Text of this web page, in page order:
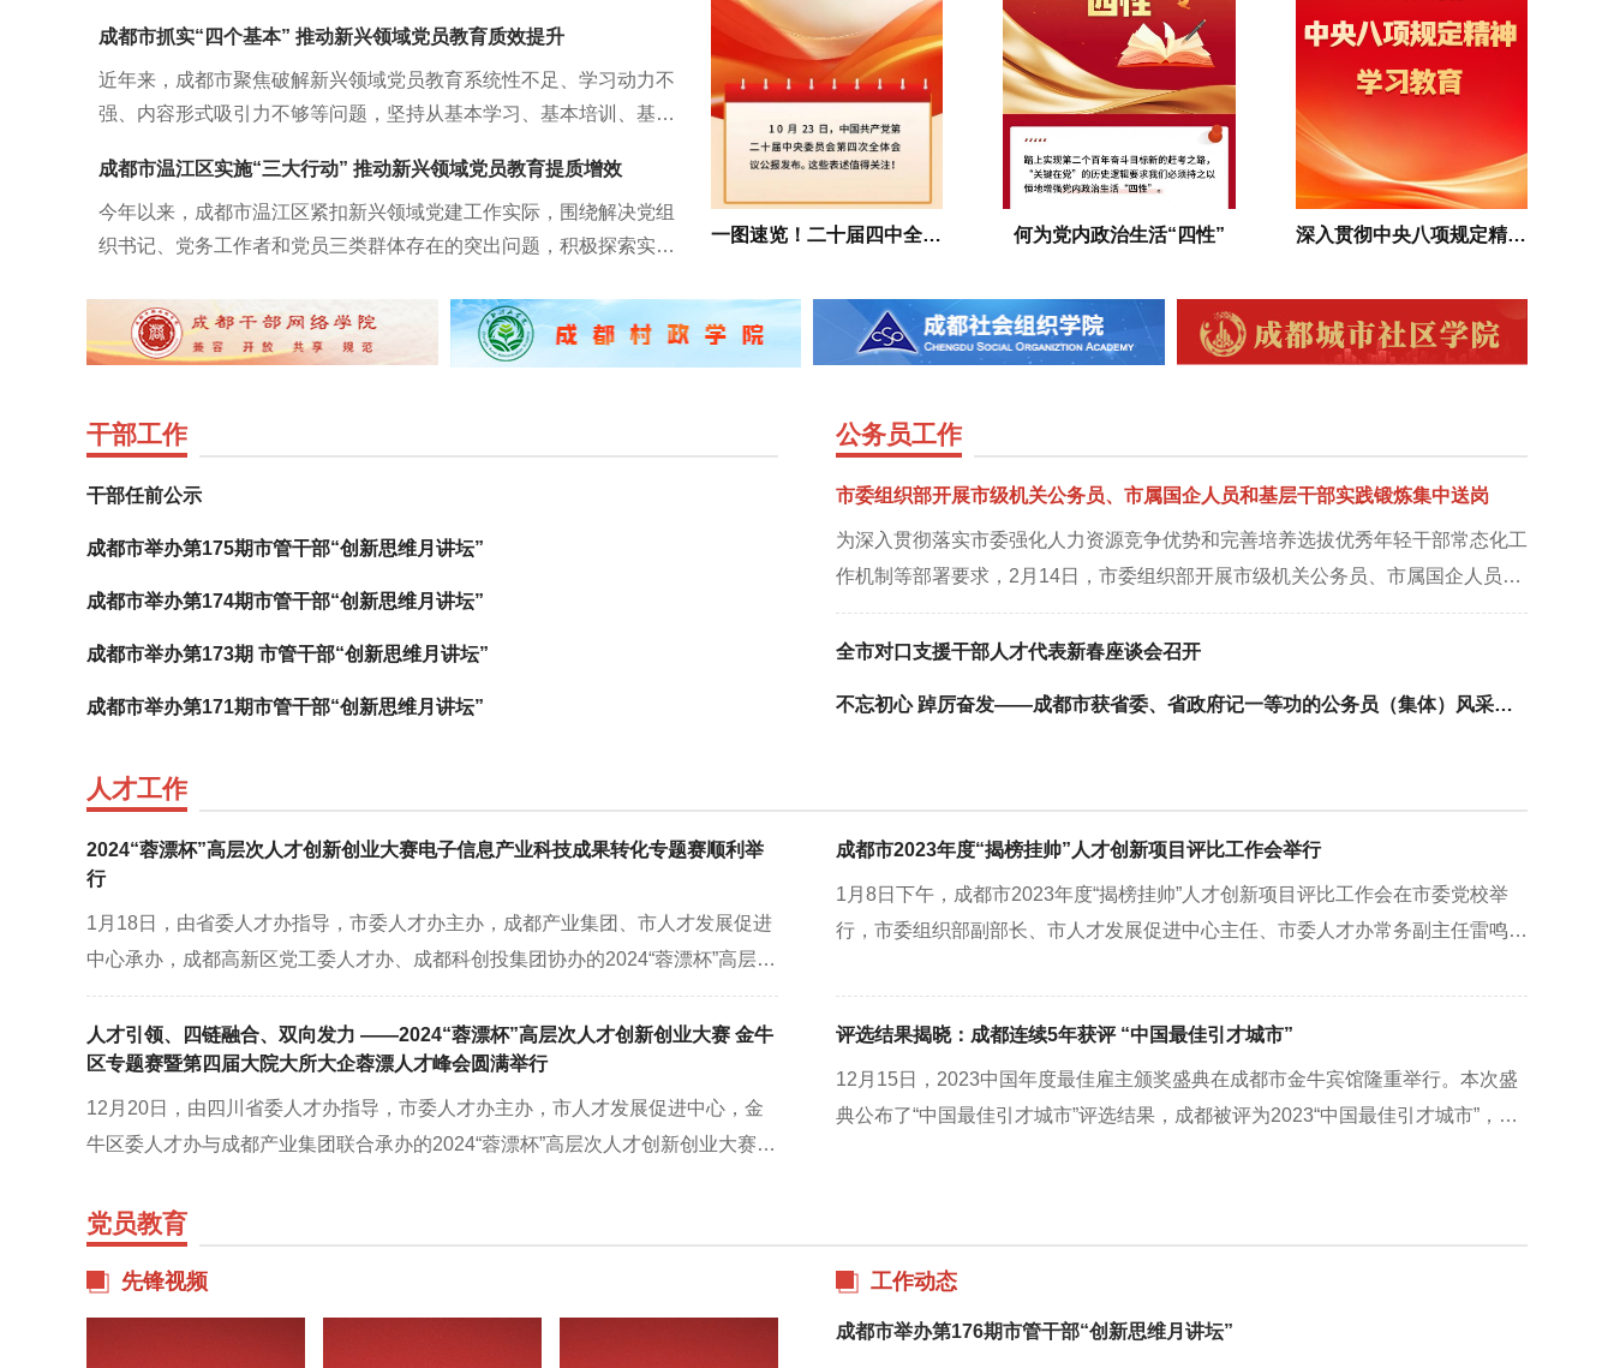
斤……以前村里想做但没能力做的事，现在都有结对的党组织帮忙
了。”近日，四川省成都市简阳市镇金镇党委书记詹波感慨道。去年4
月起，成都市委组织部实施城乡基层党组织结…
成都市抓实“四个基本” 推动新兴领域党员教育质效提升
近年来，成都市聚焦破解新兴领域党员教育系统性不足、学习动力不
强、内容形式吸引力不够等问题，坚持从基本学习、基本培训、基本
质量党员教育推动新兴领域党建工作质效提升。抓实基本学习推动党
的创新理论入脑入心一是精选学习内容。严格落实“第一议题”制度，
将学习贯彻习近平新时代中国特色社…
成都市温江区实施“三大行动” 推动新兴领域党员教育提质增效
今年以来，成都市温江区紧扣新兴领域党建工作实际，围绕解决党组
织书记、党务工作者和党员三类群体存在的突出问题，积极探索实施
员教育提质增效，为区域高质量发展注入强劲红色动能。实施党组织
书记“政治引领提升行动”破解“话语权不强”的难题 针对非管理层
一图速览！二十届四中全会公报，这些表述值得关注 何为党内政治生活“四性” 深入贯彻中央八项规定精神学习教育
干部工作
干部任前公示
成都市举办第175期市管干部“创新思维月讲坛”
成都市举办第174期市管干部“创新思维月讲坛”
成都市举办第173期 市管干部“创新思维月讲坛”
成都市举办第171期市管干部“创新思维月讲坛”
公务员工作
市委组织部开展市级机关公务员、市属国企人员和基层干部实践锻炼集中送岗
为深入贯彻落实市委强化人力资源竞争优势和完善培养选拔优秀年轻干部常态化工
作机制等部署要求，2月14日，市委组织部开展市级机关公务员、市属国企人员和
基层干部实践锻炼集中送岗。市委组织部副部长、市公务员局局长魏冰出席并讲
话，各区（市）县委组织部分管负责同志，市级各部门、市属国有企业组织人事部
全市对口支援干部人才代表新春座谈会召开
不忘初心 踔厉奋发——成都市获省委、省政府记一等功的公务员（集体）风采展示
人才工作
2024“蓉漂杯”高层次人才创新创业大赛电子信息产业科技成果转化专题赛顺利举
行
1月18日，由省委人才办指导，市委人才办主办，成都产业集团、市人才发展促进
中心承办，成都高新区党工委人才办、成都科创投集团协办的2024“蓉漂杯”高层次
人才创新创业大赛电子信息产业科技成果转化专题赛顺利举行。市委常委、组织部
部长，市委人才工作领导小组副组长、市委人才办主任邓涛，俄罗斯工程院外籍院
士、电子科技大学网络空间安全学院院长张小松，中…
成都市2023年度“揭榜挂帅”人才创新项目评比工作会举行
1月8日下午，成都市2023年度“揭榜挂帅”人才创新项目评比工作会在市委党校举
行，市委组织部副部长、市人才发展促进中心主任、市委人才办常务副主任雷鸣主
组进行，由市委组织部、市科技局及市人社局分管负责同志，会同人力资源理论研
究领域知名学者、人力资源服务机构负责人等高层次人才组成专家评审组，采取
“现场答辩+专家质询”相结合的方式，从创新创优的方向性、创新性、影响力、可
复制推广性等方面，对今年6月“张榜”确定的47个人才创新项目进行量化打分。下
人才引领、四链融合、双向发力 ——2024“蓉漂杯”高层次人才创新创业大赛 金牛
区专题赛暨第四届大院大所大企蓉漂人才峰会圆满举行
12月20日，由四川省委人才办指导，市委人才办主办，市人才发展促进中心，金
牛区委人才办与成都产业集团联合承办的2024“蓉漂杯”高层次人才创新创业大赛金
举行。中国工程院院士、西南交通大学党委常委、副校长何川，四川省政府副秘书
长、科工局军工项目审核中心党委书记、先进技术成果…
评选结果揭晓：成都连续5年获评 “中国最佳引才城市”
12月15日，2023中国年度最佳雇主颁奖盛典在成都市金牛宾馆隆重举行。本次盛
典公布了“中国最佳引才城市”评选结果，成都被评为2023“中国最佳引才城市”，自
党员教育
先锋视频 工作动态
成都市举办第176期市管干部“创新思维月讲坛”